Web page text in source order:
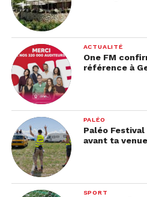
ACTUALITÉ
One FM
référence à
PALÉO
Paléo
avant ta venue
SPORT